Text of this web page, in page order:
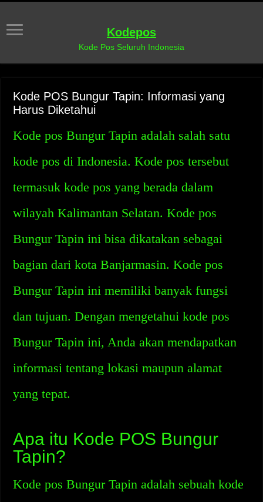
Kodepos
Kode Pos Seluruh Indonesia
Kode POS Bungur Tapin: Informasi yang
Harus Diketahui
Kode pos Bungur Tapin adalah salah satu
kode pos di Indonesia. Kode pos tersebut
termasuk kode pos yang berada dalam
wilayah Kalimantan Selatan. Kode pos
Bungur Tapin ini bisa dikatakan sebagai
bagian dari kota Banjarmasin. Kode pos
Bungur Tapin ini memiliki banyak fungsi
dan tujuan. Dengan mengetahui kode pos
Bungur Tapin ini, Anda akan mendapatkan
informasi tentang lokasi maupun alamat
yang tepat.
Apa itu Kode POS Bungur
Tapin?
Kode pos Bungur Tapin adalah sebuah kode